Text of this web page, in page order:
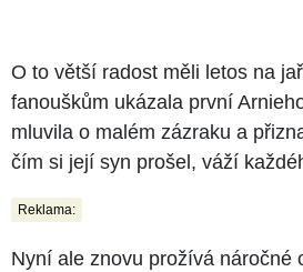
O to větší radost měli letos na
fanouškům ukázala první
mluvila o malém zázraku a
čím si její syn prošel, váží
Reklama:
Nyní ale znovu prožívá náročné